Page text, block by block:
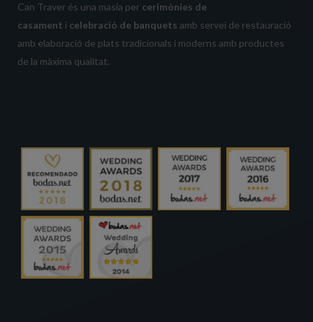
Can Traver és una masia per cerimònies de
casament i celebració de banquets amb servei de restauració
amb elaboració de plats tradicionals i moderns amb productes
de la màxima qualitat.